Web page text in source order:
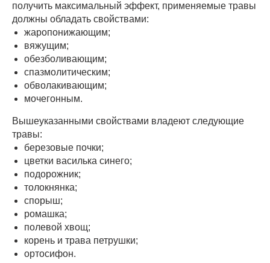
получить максимальный эффект, применяемые травы
должны обладать свойствами:
жаропонижающим;
вяжущим;
обезболивающим;
спазмолитическим;
обволакивающим;
мочегонным.
Вышеуказанными свойствами владеют следующие
травы:
березовые почки;
цветки василька синего;
подорожник;
толокнянка;
спорыш;
ромашка;
полевой хвощ;
корень и трава петрушки;
ортосифон.